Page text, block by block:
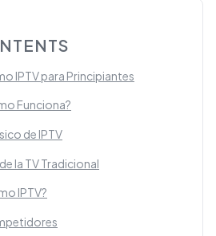
IPTV para Principiantes
Funciona?
de IPTV
la TV Tradicional
IPTV?